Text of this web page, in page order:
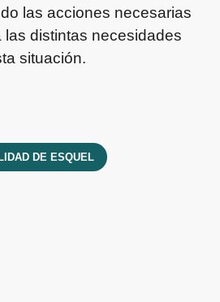
las acciones necesarias
las distintas necesidades
situación.
DE ESQUEL